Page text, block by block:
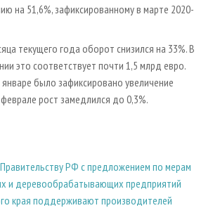
на 51,6%, зафиксированному в марте 2020-
текущего года оборот снизился на 33%. В
это соответствует почти 1,5 млрд евро.
было зафиксировано увеличение
рост замедлился до 0,3%.
РФ с предложением по мерам
и деревообрабатывающих предприятий
края поддерживают производителей